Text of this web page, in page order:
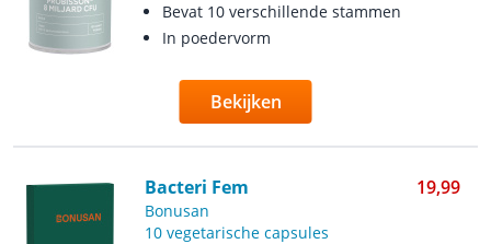
Bevat 10 verschillende stammen
In poedervorm
Bekijken
Bacteri Fem 19,99
Bonusan
10 vegetarische capsules